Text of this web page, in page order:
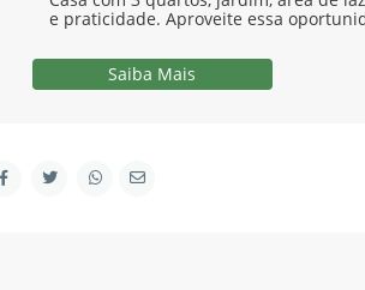
e praticidade. Aproveite essa
Saiba Mais
R. Marape, 130 - Segredo, Guapimirim - RJ,
contato@wagnermottaimoveis.com.br